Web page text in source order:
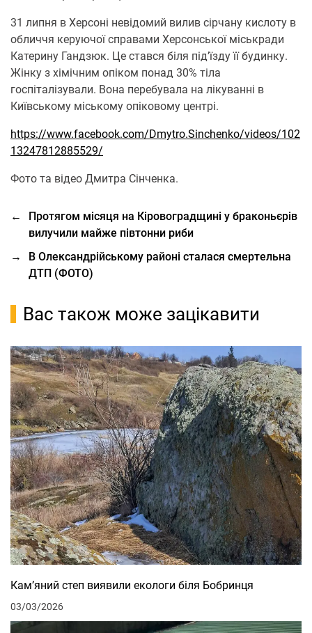
31 липня в Херсоні невідомий вилив сірчану кислоту в
обличчя керуючої справами Херсонської міськради
Катерину Гандзюк. Це стався біля під’їзду її будинку.
Жінку з хімічним опіком понад 30% тіла
госпіталізували. Вона перебувала на лікуванні в
Київському міському опіковому центрі.
https://www.facebook.com/Dmytro.Sinchenko/videos/102
13247812885529/
Фото та відео Дмитра Сінченка.
←
Протягом місяця на Кіровоградщині у браконьєрів
вилучили майже півтонни риби
→
В Олександрійському районі сталася смертельна
ДТП (ФОТО)
Вас також може зацікавити
Кам’яний степ виявили екологи біля Бобринця
03/03/2026